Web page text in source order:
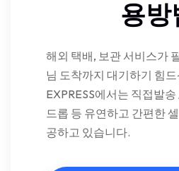
용방
해외 택배, 보관 서비스가
님 도착까지 대기하기 힘
EXPRESS에서는 직접발
드롭 등 유연하고 간편한
공하고 있습니다.